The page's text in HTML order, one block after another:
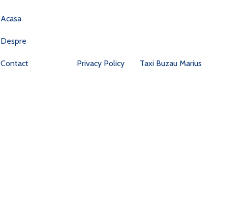
Acasa
Despre
Contact Privacy Policy Taxi Buzau Marius